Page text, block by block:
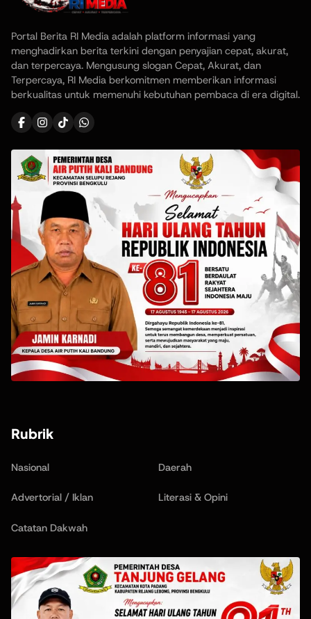
Portal Berita RI Media adalah platform informasi yang
menghadirkan berita terkini dengan penyajian cepat, akurat,
dan terpercaya. Mengusung slogan Cepat, Akurat, dan
Terpercaya, RI Media berkomitmen memberikan informasi
berkualitas untuk memenuhi kebutuhan pembaca di era digital.
Rubrik
Nasional Daerah
Advertorial / Iklan Literasi & Opini
Catatan Dakwah